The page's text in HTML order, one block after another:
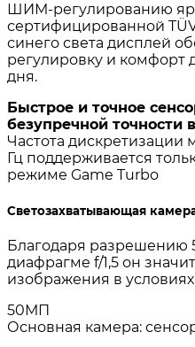
ШИМ-регулированию
сертифицированной
синего света дисплей
регулировку и комфорт
дня.
Быстрое и точное
безупречной точности
Частота дискретизации
Гц поддерживается
режиме Game Turbo
Светозахватывающая
Благодаря
диафрагме f/1,5 он
изображения в
50МП
Основная камера: